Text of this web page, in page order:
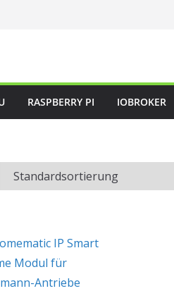
RASPBERRY PI IOBROKER